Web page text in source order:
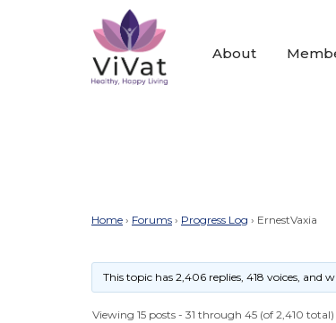
About
Home › Forums › Progress Log › ErnestVaxia
This topic has 2,406 replies, 418 voices, and
Viewing 15 posts - 31 through 45 (of 2,410 total)